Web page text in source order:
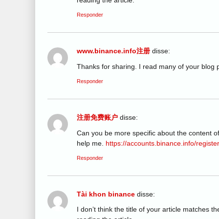
Responder
www.binance.info注册 disse:
Thanks for sharing. I read many of your blog
Responder
注册免费账户 disse:
Can you be more specific about the content
help me. https://accounts.binance.info/
Responder
Tài khon binance disse:
I don’t think the title of your article matches